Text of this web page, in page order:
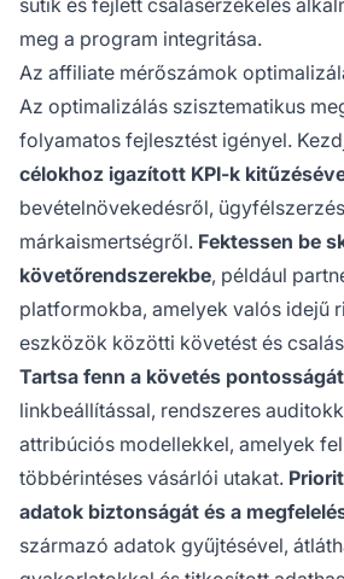
sütik és fejlett csalásérzékelés
meg a program integritása.
Az affiliate mérőszámok
Az optimalizálás szisztematikus
folyamatos fejlesztést igényel.
célokhoz igazított KPI-k
bevételnövekedésről,
márkaismertségről. Fektessen be
követőrendszerekbe, például
platformokba, amelyek valós idejű
eszközök közötti követést és
Tartsa fenn a követés pontosságát
linkbeállítással, rendszeres
attribúciós modellekkel, amelyek
többérintéses vásárlói utakat.
adatok biztonságát és a
származó adatok gyűjtésével,